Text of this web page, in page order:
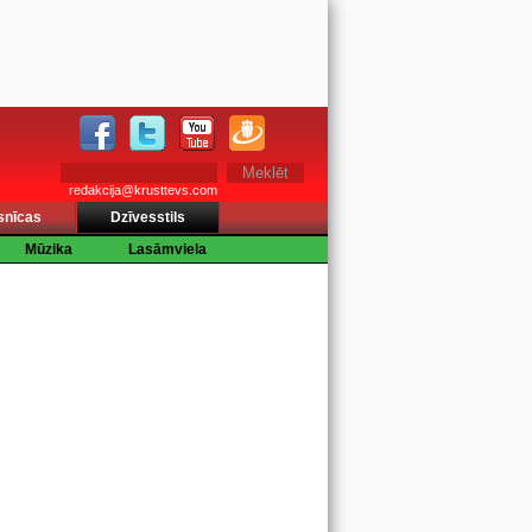
redakcija@krusttevs.com
Dzīvesstils
Mūzika
Lasāmviela